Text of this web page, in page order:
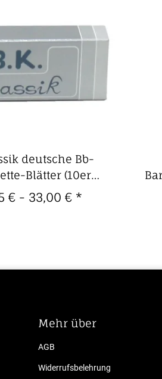
deutsche Bb-
Blätter (10er
Packung)
€ - 33,00 € *
Mehr über
AGB
Widerrufsbelehrung